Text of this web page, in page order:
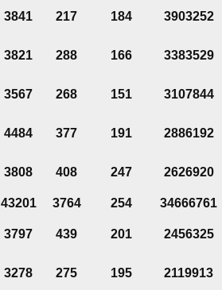
3841 217 184 3903252
3821 288 166 3383529
3567 268 151 3107844
4484 377 191 2886192
3808 408 247 2626920
43201 3764 254
34666761
3797 439 201 2456325
3278 275 195 2119913